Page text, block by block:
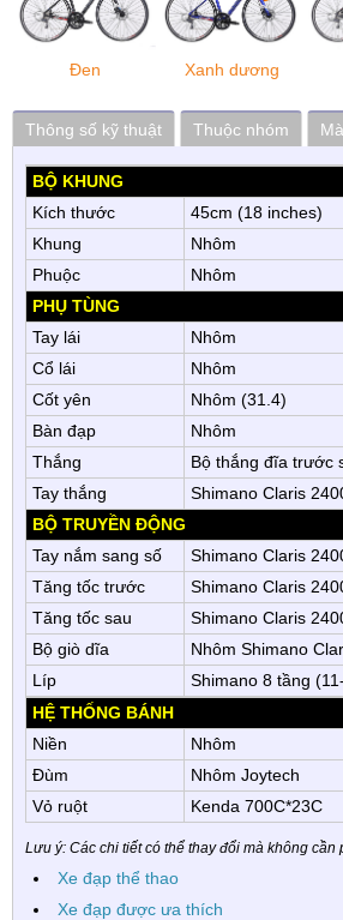
Đen Xanh dương
Thông số kỹ thuật Thuộc nhóm
BỘ KHUNG
Kích thước
45cm (18 inches)
Khung
Nhôm
Phuộc
Nhôm
PHỤ TÙNG
Tay lái
Nhôm
Cổ lái
Nhôm
Cốt yên
Nhôm (31.4)
Bàn đạp
Nhôm
Thắng
Bộ thắng đĩa trước
Tay thắng
Shimano Claris
BỘ TRUYỀN ĐỘNG
Tay nắm sang số
Shimano Claris
Tăng tốc trước
Shimano Claris
Tăng tốc sau
Shimano Claris
Bộ giò dĩa
Nhôm Shimano
Líp
Shimano 8 tầng
HỆ THỐNG BÁNH
Niền
Nhôm
Đùm
Nhôm Joytech
Vỏ ruột
Kenda 700C*23C
Lưu ý: Các chi tiết có thể thay đổi mà không cần
Xe đạp thể thao
Xe đạp được ưa thích